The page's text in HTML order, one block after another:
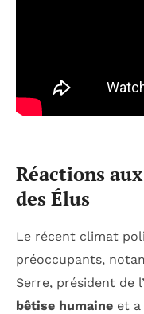
Réactions
des Élus
Le récent climat
préoccupants,
Serre, président de
bêtise humaine et a